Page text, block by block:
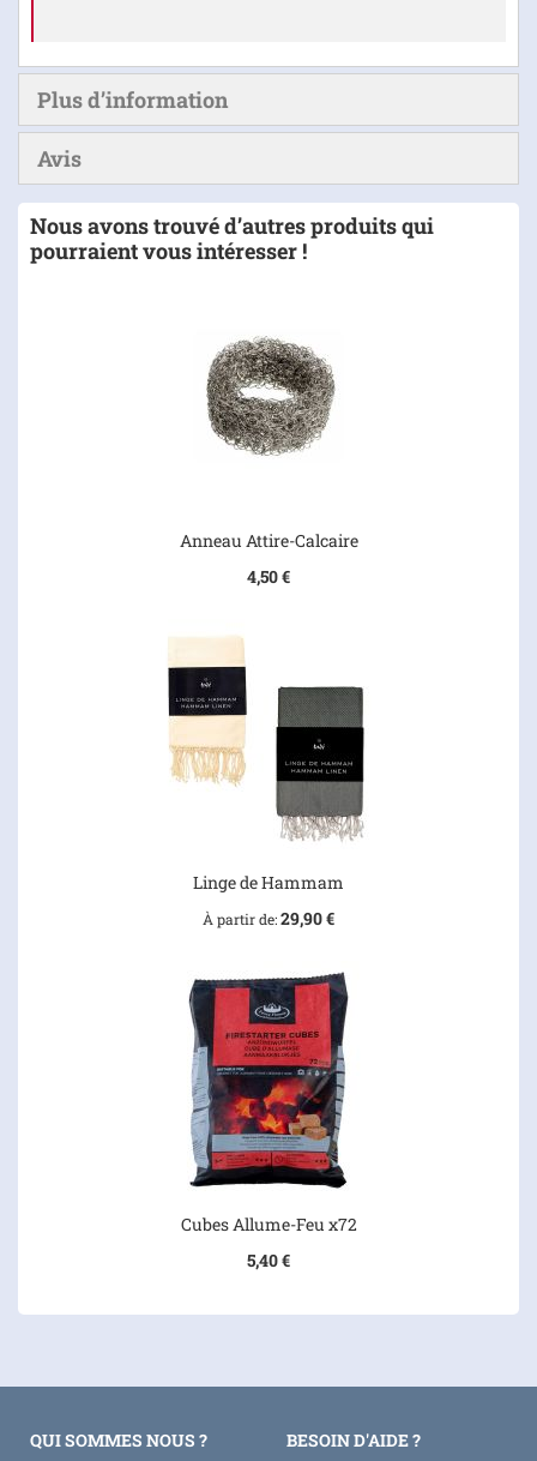
Plus d’information
Avis
Nous avons trouvé d’autres produits qui
pourraient vous intéresser !
Anneau Attire-Calcaire
4,50 €
Linge de Hammam
À partir de 29,90 €
Cubes Allume-Feu x72
5,40 €
QUI SOMMES NOUS ? BESOIN D'AIDE ?